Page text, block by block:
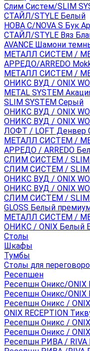
Слим Систем/SLIM
СТАЙЛ/STYLE Белый
НОВА С/NOVA S Бук
СТАЙЛ/STYLE Вяз
AVANCE Шамони
МЕТАЛЛ СИСТЕМ /
АРРЕДО/ARREDO
МЕТАЛЛ СИСТЕМ /
ОНИКС ВУД / ONIX
METAL SYSTEM
SLIM SYSTEM Серый
ОНИКС ВУД / ONIX
ОНИКС ВУД / ONIX
ЛОФТ / LOFT Денвер
МЕТАЛЛ СИСТЕМ /
АРРЕДО / ARREDO
СЛИМ СИСТЕМ / SLIM
СЛИМ СИСТЕМ / SLIM
ОНИКС ВУД / ONIX
ОНИКС ВУД / ONIX
СЛИМ СИСТЕМ / SLIM
GLOSS Белый
МЕТАЛЛ СИСТЕМ /
ОНИКС / ONIX Белый
Столы
Шкафы
Тумбы
Столы для
Ресепшен
Ресепшн Оникс/ONIX
Ресепшн Оникс/ONIX
Ресепшн Оникс /
ONIX RECEPTION
Ресепшн Оникс /
Ресепшн Оникс /
Ресепшн РИВА / RIVA